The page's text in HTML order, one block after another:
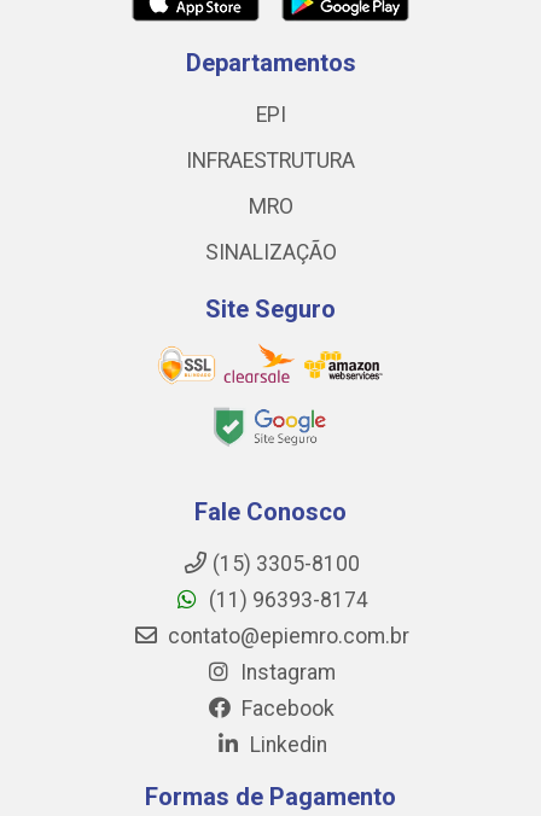
Departamentos
EPI
INFRAESTRUTURA
MRO
SINALIZAÇÃO
Site Seguro
Fale Conosco
(15) 3305-8100
(11) 96393-8174
contato@epiemro.com.br
Instagram
Facebook
Linkedin
Formas de Pagamento